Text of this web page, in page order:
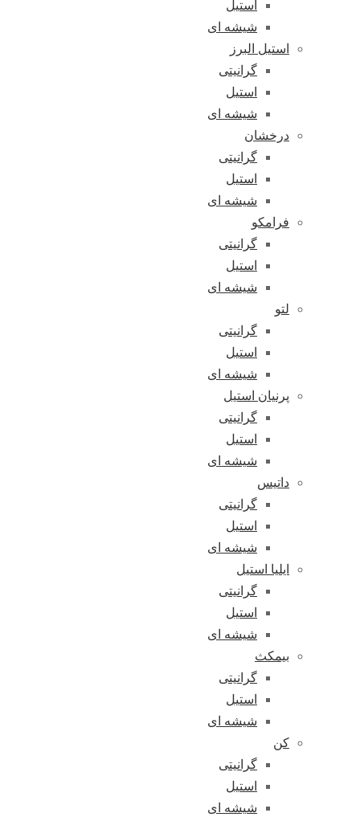
استیل
شیشه ای
استیل البرز
گرانیتی
استیل
شیشه ای
درخشان
گرانیتی
استیل
شیشه ای
فرامکو
گرانیتی
استیل
شیشه ای
لتو
گرانیتی
استیل
شیشه ای
پرنیان استیل
گرانیتی
استیل
شیشه ای
داتیس
گرانیتی
استیل
شیشه ای
ایلیا استیل
گرانیتی
استیل
شیشه ای
بیمکث
گرانیتی
استیل
شیشه ای
کن
گرانیتی
استیل
شیشه ای